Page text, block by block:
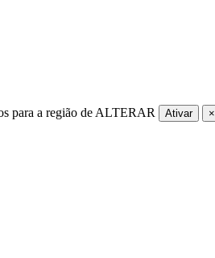
para a região de ALTERAR Ativar ×